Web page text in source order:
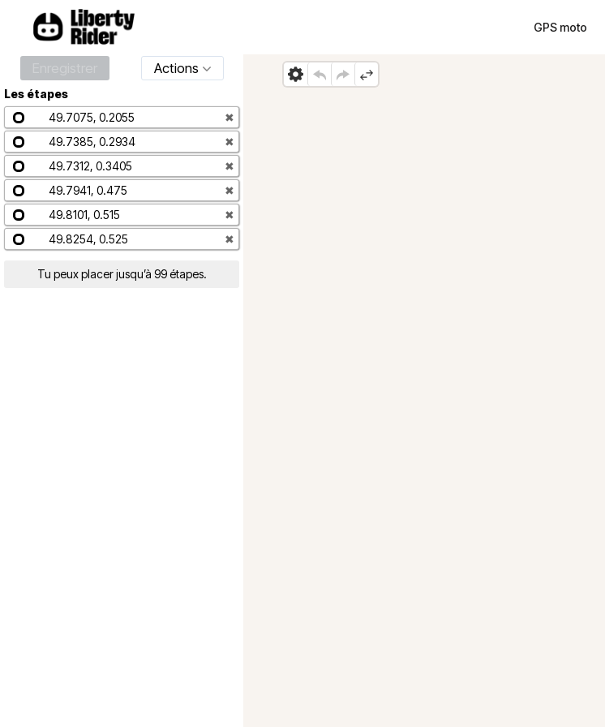
GPS moto
Actions
Les étapes
49.7075, 0.2055
✖
49.7385, 0.2934
✖
49.7312, 0.3405
✖
49.7941, 0.475
✖
49.8101, 0.515
✖
49.8254, 0.525
✖
Tu peux placer jusqu’à 99 étapes.